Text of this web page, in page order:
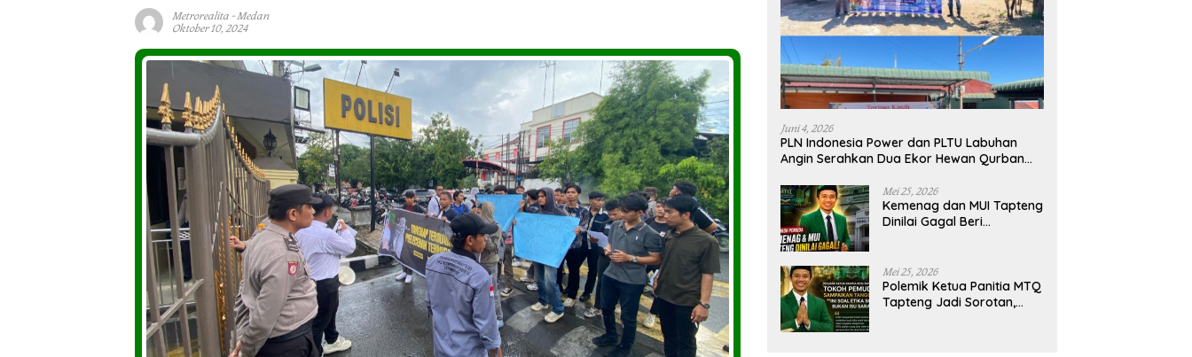
Metrorealita -Medan
Oktober 10, 2024
Juni 4, 2026
PLN Indonesia Power dan PLTU Labuhan
Angin Serahkan Dua Ekor Hewan Qurban
Mei 25, 2026
Kemenag dan MUI Tapteng
Dinilai Gagal Beri
Polemik MTQ
Mei 25, 2026
Polemik Ketua Panitia MTQ
Tapteng Jadi Sorotan,